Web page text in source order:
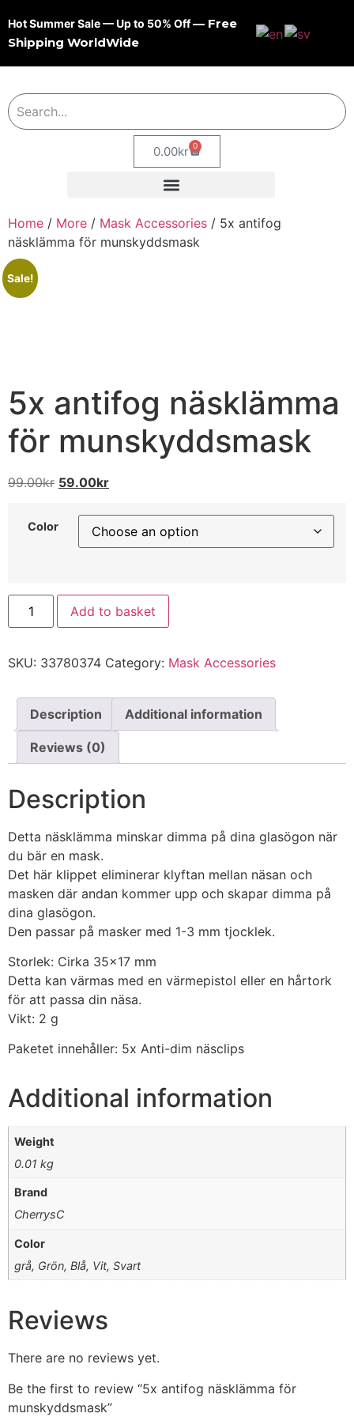
Hot Summer Sale — Up to 50% Off— Free
Shipping WorldWide
0.00kr 0
Home / More / Mask Accessories / 5x antifog
näsklämma för munskyddsmask
Sale!
5x antifog näsklämma
för munskyddsmask
99.00kr 59.00kr
Color
Add to basket
SKU: 33780374 Category: Mask Accessories
Description Additional information
Reviews (0)
Description
Detta näsklämma minskar dimma på dina glasögon när
du bär en mask.
Det här klippet eliminerar klyftan mellan näsan och
masken där andan kommer upp och skapar dimma på
dina glasögon.
Den passar på masker med 1-3 mm tjocklek.
Storlek: Cirka 35×17 mm
Detta kan värmas med en värmepistol eller en hårtork
för att passa din näsa.
Vikt: 2 g
Paketet innehåller: 5x Anti-dim näsclips
Additional information
Weight
0.01 kg
Brand
CherrysC
Color
grå, Grön, Blå, Vit, Svart
Reviews
There are no reviews yet.
Be the first to review “5x antifog näsklämma för
munskyddsmask”